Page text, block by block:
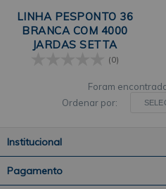
LINHA PESPONTO 36
BRANCA COM 4000
JARDAS SETTA
(0)
Ordenar por:
Institucional
Pagamento